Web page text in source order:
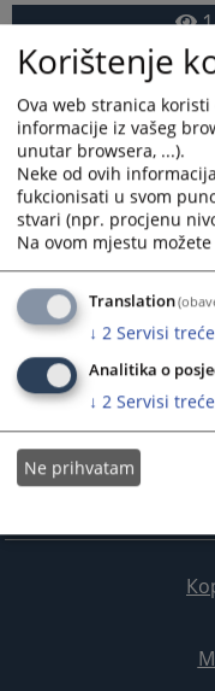
Korištenje
Ova web stranica
informacije iz vašeg
unutar browsera, ...).
Neke od ovih
fukcionisati u svom
stvari (npr. procjenu
Na ovom mjestu
Translation
↓ 2 Servisi
Analitika o
↓ 2 Servisi
Ne prihvatam